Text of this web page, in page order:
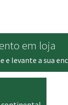
em loja
e levante a sua